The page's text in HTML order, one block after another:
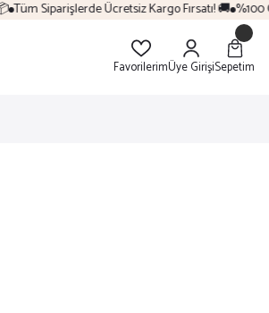
Tüm Siparişlerde Ücretsiz Kargo Fırsatı! 🚚 %100
FavorilerimÜye GirişiSepetim